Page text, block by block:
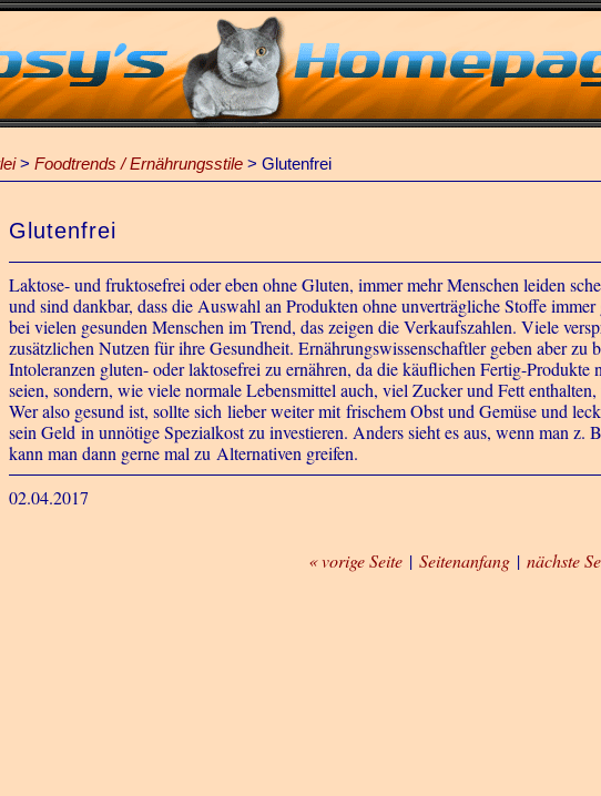
> Foodtrends / Ernährungsstile > Glutenfrei
Glutenfrei
Laktose- und fruktosefrei oder eben ohne Gluten, immer mehr Menschen leiden
und sind dankbar, dass die Auswahl an Produkten ohne unverträgliche Stoffe
bei vielen gesunden Menschen im Trend, das zeigen die Verkaufszahlen. Viele
zusätzlichen Nutzen für ihre Gesundheit. Ernährungswissenschaftler geben aber zu
Intoleranzen gluten- oder laktosefrei zu ernähren, da die käuflichen Fertig-
seien, sondern, wie viele normale Lebensmittel auch, viel Zucker und Fett
Wer also gesund ist, sollte sich lieber weiter mit frischem Obst und Gemüse und
sein Geld in unnötige Spezialkost zu investieren. Anders sieht es aus, wenn man z.
kann man dann gerne mal zu Alternativen greifen.
02.04.2017
« vorige Seite | Seitenanfang | nächste